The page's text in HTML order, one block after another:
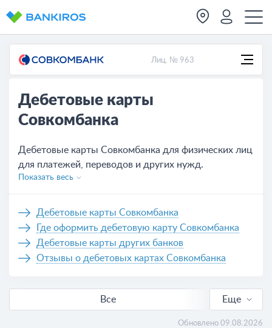
Лиц. № 963
Дебетовые карты
Совкомбанка
Дебетовые карты Совкомбанка для физических лиц
для платежей, переводов и других нужд.
Актуальные условия обслуживания всех карт,
банковской карты Совкомбанка не выходя из дома,
нужно только оставить заявку на сайте или же
обратиться в отделение банка.
Показать весь
Дебетовые карты Совкомбанка
Где оформить дебетовую карту Совкомбанка
Дебетовые карты других банков
Отзывы о дебетовых картах Совкомбанка
Все
Еще
Обновлено 09.08.2026